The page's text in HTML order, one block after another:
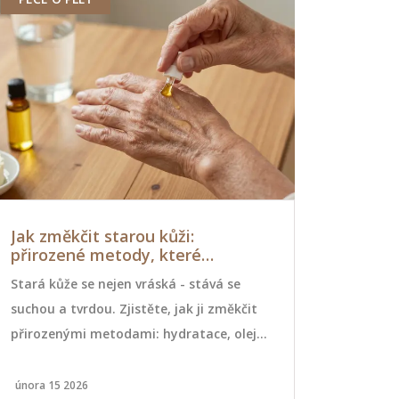
Jak změkčit starou kůži:
přirozené metody, které
skutečně fungují
Stará kůže se nejen vráská - stává se
suchou a tvrdou. Zjistěte, jak ji změkčit
přirozenými metodami: hydratace, oleje,
drahých procedur.
února 15 2026